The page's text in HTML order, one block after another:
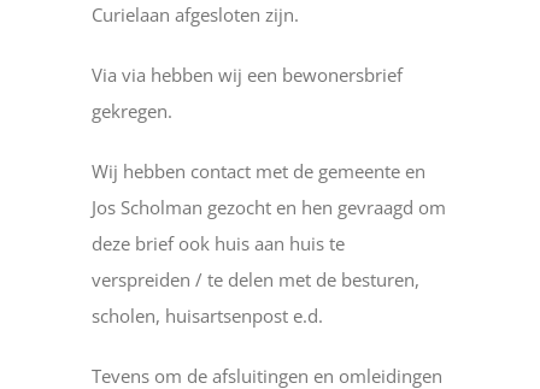
Curielaan afgesloten zijn.
Via via hebben wij een bewonersbrief
gekregen.
Wij hebben contact met de gemeente en
Jos Scholman gezocht en hen gevraagd om
deze brief ook huis aan huis te
verspreiden / te delen met de besturen,
scholen, huisartsenpost e.d.
Tevens om de afsluitingen en omleidingen